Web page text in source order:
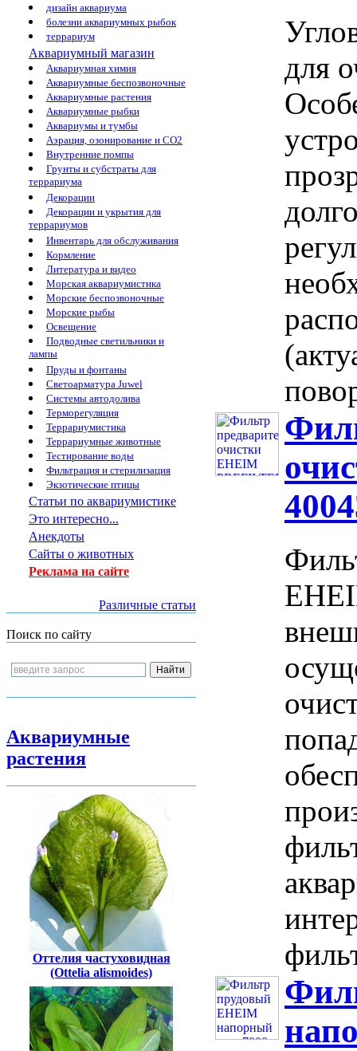
дизайн аквариума
болезни аквариумных рыбок
террариум
Аквариумный магазин
Аквариумная химия
Аквариумные беспозвоночные
Аквариумные растения
Аквариумные рыбки
Аквариумы и тумбы
Аэрация, озонирование и CO2
Внутренние помпы
Грунты и субстраты для
террариума
Декорации
Декорации и укрытия для
террариумов
Инвентарь для обслуживания
Кормление
Литература и видео
Морская аквариумистика
Морские беспозвоночные
Морские рыбы
Освещение
Подводные светильники и
лампы
Пруды и фонтаны
Светоарматура Juwel
Системы автодолива
Терморегуляция
Террариумистика
Террариумные животные
Тестирование воды
Фильтрация и стерилизация
Экзотические птицы
Статьи по аквариумистике
Это интересно...
Анекдоты
Сайты о животных
Реклама на сайте
Различные статьи
Поиск по сайту
Аквариумные
растения
Оттелия частуховидная
(Ottelia alismoides)
для